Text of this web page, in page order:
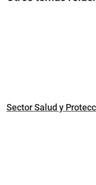
Sector Salud y